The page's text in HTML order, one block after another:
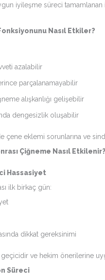
iyileşme süreci
Nasıl Etkiler?
azalabilir
parçalanamayabilir
alışkanlığı gelişebilir
dengesizlik oluşabilir
çene eklemi sorunlarına ve
Çiğneme Nasıl Etkilenir?
Hassasiyet
ilk birkaç gün:
dikkat gereksinimi
ve hekim önerilerine
Süreci